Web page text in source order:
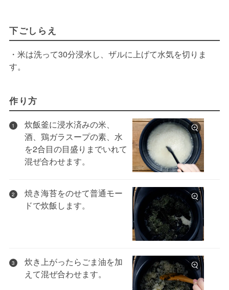
下ごしらえ
・米は洗って30分浸水し、ザルに上げて水気を切りま
す。
作り方
1
炊飯釜に浸水済みの米、
酒、鶏ガラスープの素、水
を2合目の目盛りまでいれて
混ぜ合わせます。
2
焼き海苔をのせて普通モー
ドで炊飯します。
3
炊き上がったらごま油を加
えて混ぜ合わせます。